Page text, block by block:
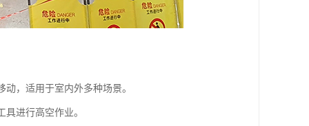
，适用于室内外多种场景。
进行高空作业。